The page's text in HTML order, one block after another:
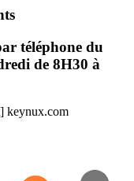
téléphone du
de 8H30 à
keynux.com